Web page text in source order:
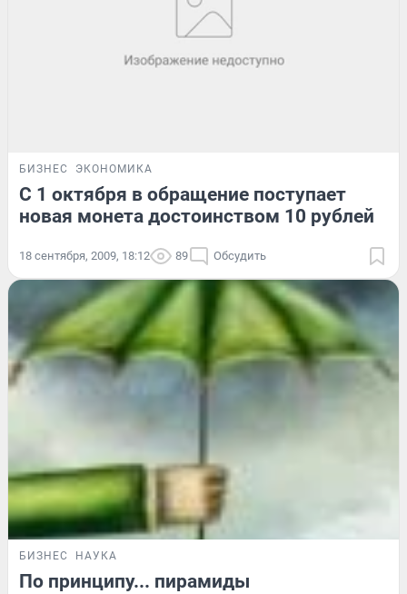
БИЗНЕС ЭКОНОМИКА
С 1 октября в обращение поступает
новая монета достоинством 10 рублей
18 сентября, 2009, 18:12 89 Обсудить
БИЗНЕС НАУКА
По принципу... пирамиды